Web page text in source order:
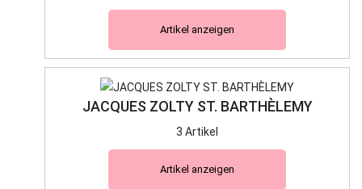
Artikel anzeigen
JACQUES ZOLTY ST. BARTHÈLEMY
3 Artikel
Artikel anzeigen